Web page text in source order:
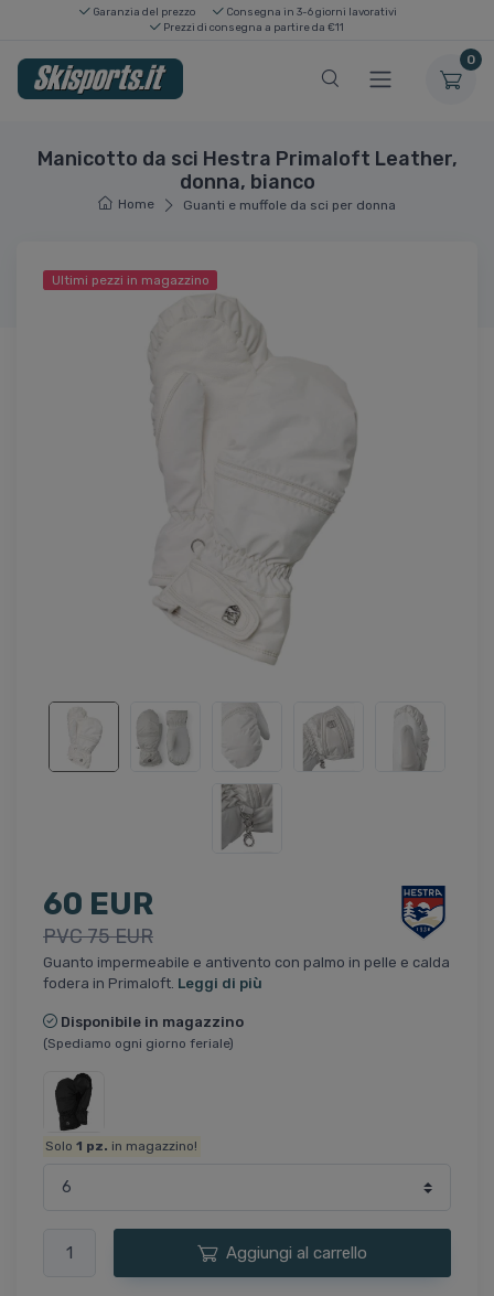
Garanzia del prezzo
Consegna in 3-6 giorni lavorativi
Prezzi di consegna a partire da €11
0
Manicotto da sci Hestra Primaloft Leather,
donna, bianco
Home Guanti e muffole da sci per donna
Ultimi pezzi in magazzino
60 EUR
PVC 75 EUR
Guanto impermeabile e antivento con palmo in pelle e calda
fodera in Primaloft. Leggi di più
Disponibile in magazzino
(Spediamo ogni giorno feriale)
Solo1 pz. in magazzino!
Aggiungi al carrello